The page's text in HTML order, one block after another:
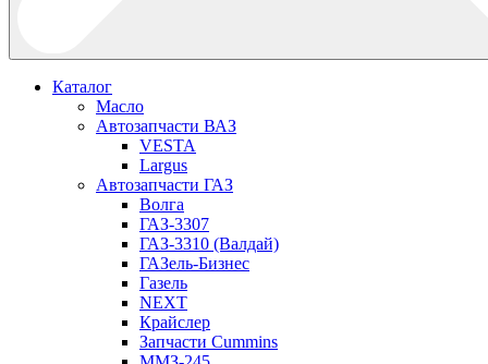
Каталог
Масло
Автозапчасти ВАЗ
VESTA
Largus
Автозапчасти ГАЗ
Волга
ГАЗ-3307
ГАЗ-3310 (Валдай)
ГАЗель-Бизнес
Газель
NEXT
Крайслер
Запчасти Cummins